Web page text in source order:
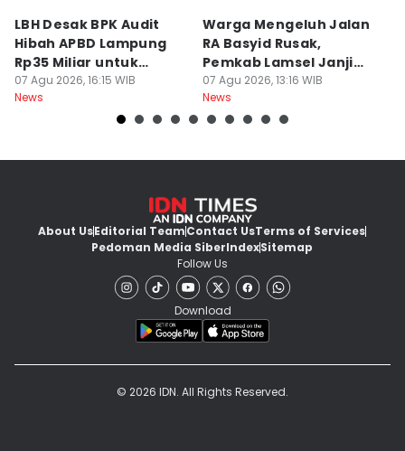
LBH Desak BPK Audit
Hibah APBD Lampung
Rp35 Miliar untuk
Kejaksaan
07 Agu 2026, 16:15 WIB
News
Warga Mengeluh Jalan
RA Basyid Rusak,
Pemkab Lamsel Janji
Segera Perbaiki
07 Agu 2026, 13:16 WIB
News
About UsEditorial TeamContact UsTerms of Services
Pedoman Media SiberIndexSitemap
Follow Us
Download
© 2026 IDN. All Rights Reserved.